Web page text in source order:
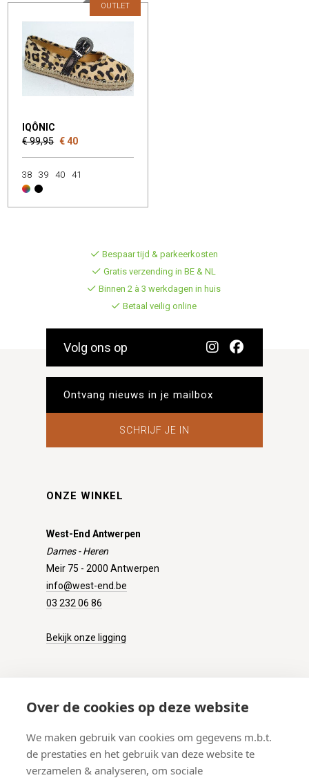
Over de cookies op deze website
We maken gebruik van cookies om gegevens m.b.t.
de prestaties en het gebruik van deze website te
verzamelen & analyseren, om sociale
IQÔNIC
€ 99,95 € 40
OUTLET
38 39 40 41
Bespaar tijd & parkeerkosten
Gratis verzending in BE & NL
Binnen 2 à 3 werkdagen in huis
Betaal veilig online
Volg ons op
SCHRIJF JE IN
ONZE WINKEL
West-End Antwerpen
Dames - Heren
Meir 75 - 2000 Antwerpen
info@west-end.be
03 232 06 86
Bekijk onze ligging
Verzenden
Retourneren
Betalen